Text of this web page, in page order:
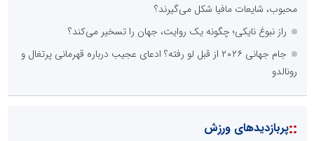
محبوب، شایعات مافیا شکل می‌گیرند؟
راز نبوغ نایکی؛ چگونه یک روایت، جهان را تسخیر می‌کند؟
جام جهانی ۲۰۲۶ از قبل لو رفته؟ ادعای عجیب درباره قهرمانی پرتغال و
رونالدو
::پربازدیدهای ورزش